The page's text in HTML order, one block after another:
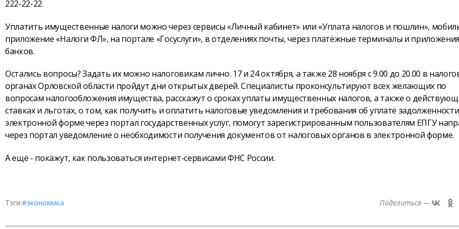
222-22-22.
Уплатить имущественные налоги можно через сервисы «Личный кабинет» или «Уплата налогов и пошлин»,
приложение «Налоги ФЛ», на портале «Госуслуги», в отделениях почты, через платёжные терминалы и приложения
банков.
Остались вопросы? Задать их можно налоговикам лично. 17 и 24 октября, а также 28 ноября с 9.00 до 20.00 в
органах Орловской области пройдут дни открытых дверей. Специалисты проконсультируют всех желающих по
вопросам налогообложения имущества, расскажут о сроках уплаты имущественных налогов, а также о
ставках и льготах, о том, как получить и оплатить налоговые уведомления и требования об уплате
электронной форме через портал государственных услуг, помогут зарегистрированным пользователям ЕПГУ
через портал уведомление о необходимости получения документов от налоговых органов в электронной форме.
А ещё - покажут, как пользоваться интернет-сервисами ФНС России.
Тэги:#экономика Поделиться —